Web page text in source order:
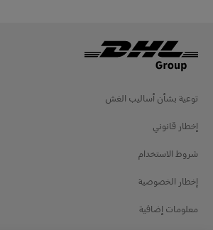
توعية بشأن أساليب الغش
إخطار قانوني
شروط الاستخدام
إخطار الخصوصية
معلومات إضافية